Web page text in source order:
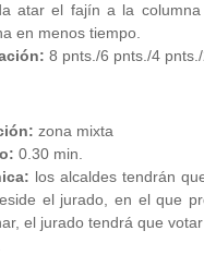
atar el fajín a la
en menos tiempo.
8 pnts./6 pnts./4
zona mixta
0.30 min.
los alcaldes tendrán
el jurado, en el que
el jurado tendrá que